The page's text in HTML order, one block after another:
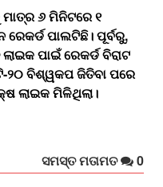
୬ ମିନିଟରେ ୧
ପାଲଟିଛି। ପୂର୍ବରୁ,
ପାଇଁ ରେକର୍ଡ ବିରାଟ
୨୦ ବିଶ୍ୱକପ ଜିତିବା ପରେ
ଲାଇକ ମିଳିଥିଲା।
ସମସ୍ତ ମତାମତ
0